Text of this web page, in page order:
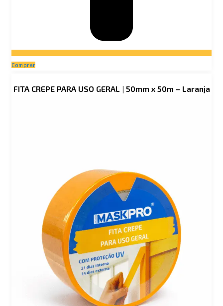
Comprar
FITA CREPE PARA USO GERAL | 50mm x 50m – Laranja